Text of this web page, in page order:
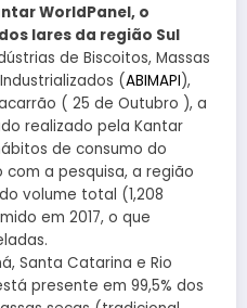
WorldPanel, o
lares da região Sul
de Biscoitos, Massas
(ABIMAPI),
( 25 de Outubro ), a
realizado pela Kantar
de consumo do
a pesquisa, a região
volume total (1,208
em 2017, o que
Santa Catarina e Rio
presente em 99,5% dos